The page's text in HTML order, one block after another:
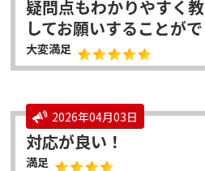
疑問点もわかりやすく
してお願いすることがで
大変満足
2026年04月03日
対応が良い！
満足